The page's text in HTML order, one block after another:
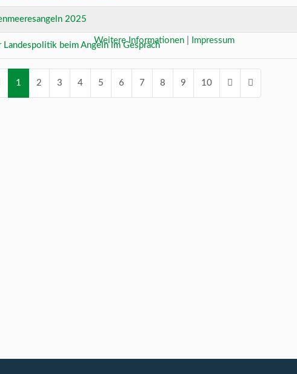
2025
Landespolitik beim Angeln im Gespräch
1 2 3 4 5 6 7 8 9 10
Weitere Informationen Impressum